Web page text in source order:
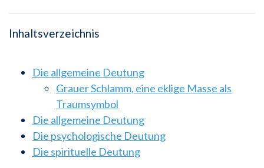
Inhaltsverzeichnis
Die allgemeine Deutung
Grauer Schlamm, eine eklige Masse als
Traumsymbol
Die allgemeine Deutung
Die psychologische Deutung
Die spirituelle Deutung